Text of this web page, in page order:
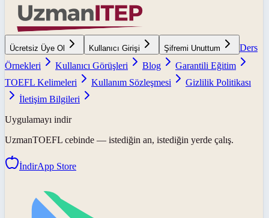
Ücretsiz Üye Ol Kullanıcı Girişi Şifremi Unuttum
Ders
Örnekleri
Kullanıcı Görüşleri Blog
Garantili Eğitim
TOEFL Kelimeleri
Kullanım Sözleşmesi
Gizlilik Politikası
İletişim Bilgileri
Uygulamayı indir
UzmanTOEFL cebinde — istediğin an, istediğin yerde çalış.
İndirApp Store